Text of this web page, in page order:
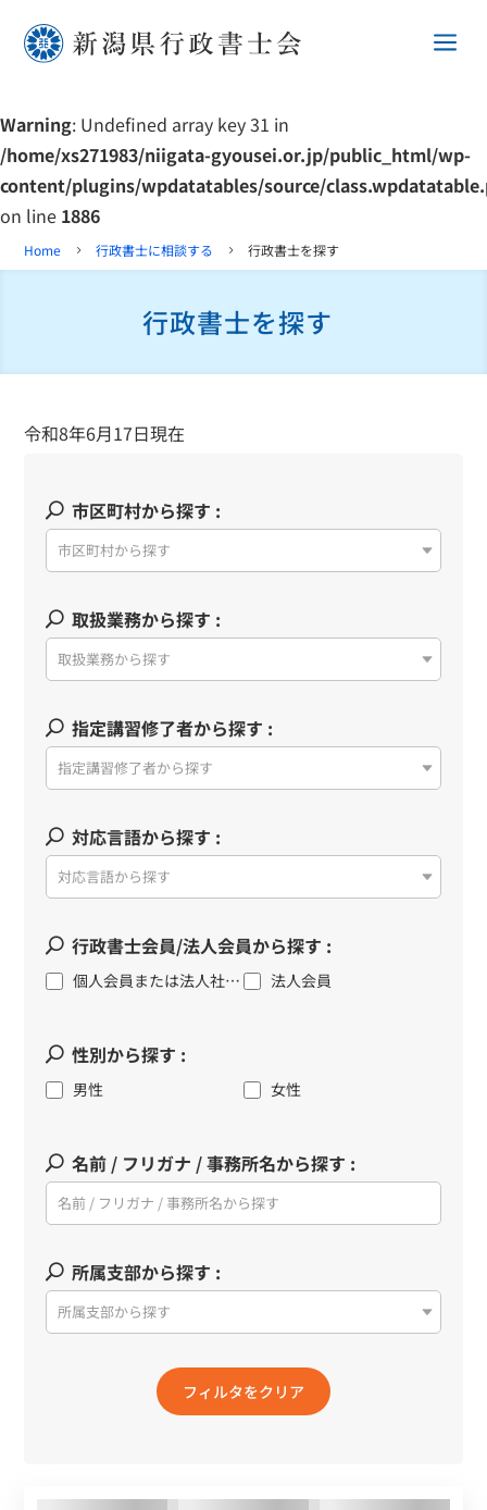
a
Warning: Undefined array key 31 in
/home/xs271983/niigata-gyousei.or.jp/public_html/wp-
content/plugins/wpdatatables/source/
on line 1886
Home 5 行政書士に相談する 5 行政書士を探す
行政書士を探す
令和8年6月17日現在
市区町村から探す :
市区町村から探す
取扱業務から探す :
取扱業務から探す
指定講習修了者から探す :
指定講習修了者から探す
対応言語から探す :
対応言語から探す
行政書士会員/法人会員から探す :
個人会員または法人社員および法人使用人行政書士 法人会員
性別から探す :
男性 女性
名前 / フリガナ / 事務所名から探す :
所属支部から探す :
所属支部から探す
フィルタをクリア